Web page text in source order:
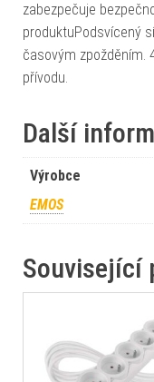
zabezpečuje
produktuPodsvícený
časovým zpožděním.
přívodu.
Další
Výrobce
EMOS
Související